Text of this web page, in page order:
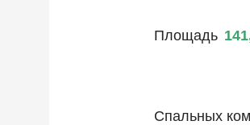
Площадь
Спальных